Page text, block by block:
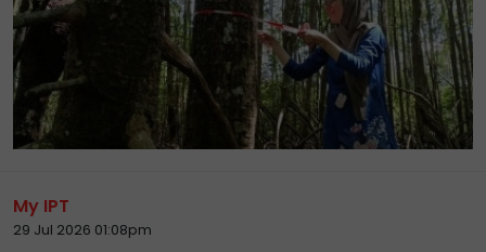
My IPT
29 Jul 2026 01:08pm